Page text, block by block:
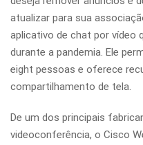
atualizar para sua
aplicativo de chat por vídeo
durante a pandemia. Ele
eight pessoas e oferece
compartilhamento de tela.
De um dos principais
videoconferência, o Cisco